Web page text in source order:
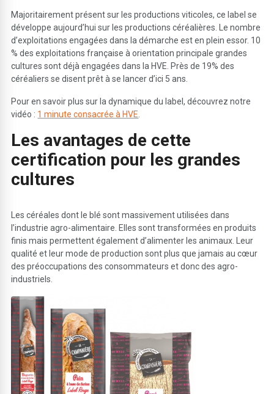
Majoritairement présent sur les productions viticoles, ce label se
développe aujourd’hui sur les productions céréalières. Le nombre
d’exploitations engagées dans la démarche est en plein essor. 10
% des exploitations française à orientation principale grandes
cultures sont déjà engagées dans la HVE. Près de 19% des
céréaliers se disent prêt à se lancer d’ici 5 ans.
Pour en savoir plus sur la dynamique du label, découvrez notre
vidéo : 1 minute consacrée à HVE.
Les avantages de cette
certification pour les grandes
cultures
Les céréales dont le blé sont massivement utilisées dans
l’industrie agro-alimentaire. Elles sont transformées en produits
finis mais permettent également d’alimenter les animaux. Leur
qualité et leur mode de production sont plus que jamais au cœur
des préoccupations des consommateurs et donc des agro-
industriels.